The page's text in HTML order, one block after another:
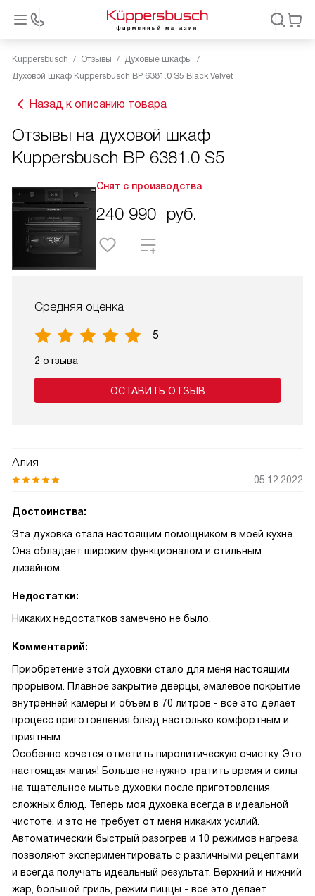
Kuppersbusch Отзывы
Духовые шкафы
Духовой шкаф Kuppersbusch BP 6381.0 S5 Black Velvet
Назад к описанию товара
Отзывы на духовой шкаф
Kuppersbusch BP 6381.0 S5
Снят с производства
240 990 руб.
Средняя оценка
5
2 отзыва
ОСТАВИТЬ ОТЗЫВ
Алия
05.12.2022
Достоинства:
Эта духовка стала настоящим помощником в моей кухне.
Она обладает широким функционалом и стильным
дизайном.
Недостатки:
Никаких недостатков замечено не было.
Комментарий:
Приобретение этой духовки стало для меня настоящим
прорывом. Плавное закрытие дверцы, эмалевое покрытие
внутренней камеры и объем в 70 литров - все это делает
процесс приготовления блюд настолько комфортным и
приятным.
Особенно хочется отметить пиролитическую очистку. Это
настоящая магия! Больше не нужно тратить время и силы
на тщательное мытье духовки после приготовления
сложных блюд. Теперь моя духовка всегда в идеальной
чистоте, и это не требует от меня никаких усилий.
Автоматический быстрый разогрев и 10 режимов нагрева
позволяют экспериментировать с различными рецептами
и всегда получать идеальный результат. Верхний и нижний
жар, большой гриль, режим пиццы - все это делает